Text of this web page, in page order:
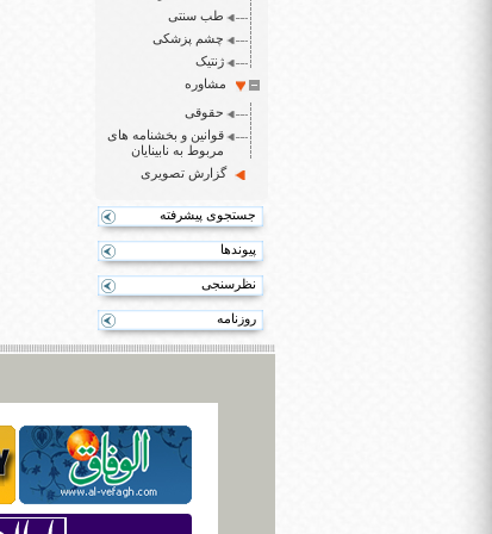
طب سنتی
چشم پزشکی
ژنتیک
مشاوره
حقوقی
قوانین و بخشنامه های
مربوط به نابینایان
گزارش تصویری
جستجوی پیشرفته
پیوندها
نظرسنجی
روزنامه